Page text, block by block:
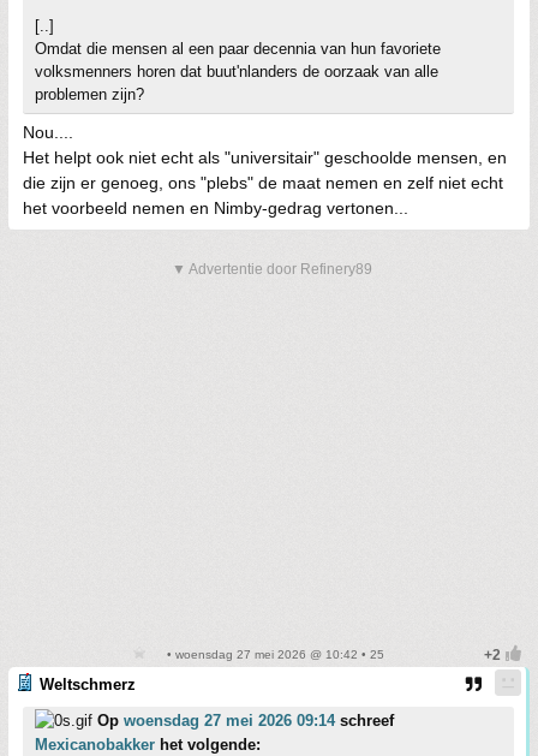
[..]
Omdat die mensen al een paar decennia van hun favoriete
volksmenners horen dat buut'nlanders de oorzaak van alle
problemen zijn?
Nou....
Het helpt ook niet echt als "universitair" geschoolde mensen, en
die zijn er genoeg, ons "plebs" de maat nemen en zelf niet echt
het voorbeeld nemen en Nimby-gedrag vertonen...
▼ Advertentie door Refinery89
• woensdag 27 mei 2026 @ 10:42 • 25
Weltschmerz
Op woensdag 27 mei 2026 09:14schreef
Mexicanobakker het volgende: